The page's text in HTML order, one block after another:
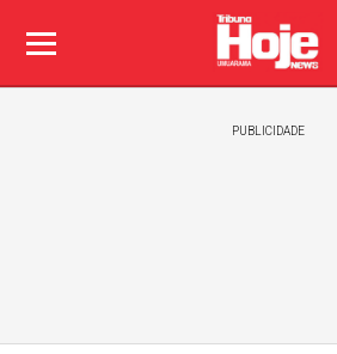
PUBLICIDADE